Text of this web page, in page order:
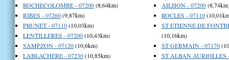
ROCHECOLOMBE - 07200(8,64km)
RIBES - 07260(9,87km)
PRUNET - 07110(10,03km)
LENTILLERES - 07200(10,43km)
SAMPZON - 07120(10,6km)
LABLACHERE - 07230(10,85km)
AILHON - 07200
ROCLES - 07110
ST ETIENNE DE
(10,16km)
ST GERMAIN - 07170
ST ALBAN AURIOLLES